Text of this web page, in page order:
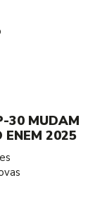
30 MUDAM
ENEM 2025